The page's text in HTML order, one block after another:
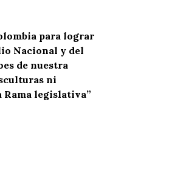
para lograr
Nacional y del
de nuestra
ni
legislativa”